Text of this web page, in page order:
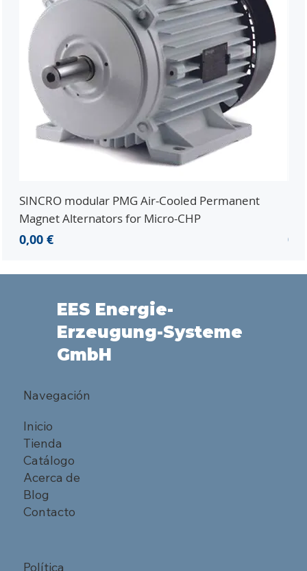
SINCRO modular PMG Air-Cooled Permanent
Magnet Alternators for Micro-CHP
Precio
0,00 €
EES Energie-
Erzeugung-Systeme
GmbH
Navegación
Inicio
Tienda
Catálogo
Acerca de
Blog
Contacto
Política